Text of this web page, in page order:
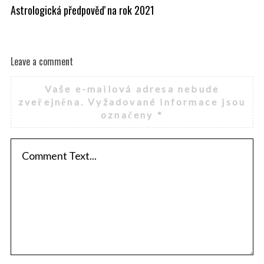
Astrologická předpověď na rok 2021
Leave a comment
Vaše e-mailová adresa nebude
zveřejněna. Vyžadované informace jsou
označeny *